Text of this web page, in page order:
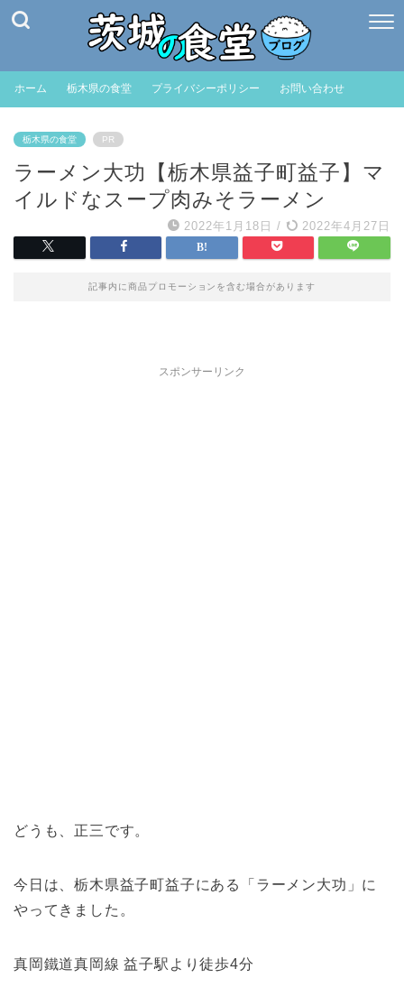
ホーム 栃木県の食堂 プライバシーポリシー お問い合わせ
栃木県の食堂 PR
ラーメン大功【栃木県益子町益子】マ
イルドなスープ肉みそラーメン
2022年1月18日 / 2022年4月27日
記事内に商品プロモーションを含む場合があります
スポンサーリンク
どうも、正三です。
今日は、栃木県益子町益子にある「ラーメン大功」に
やってきました。
真岡鐵道真岡線 益子駅より徒歩4分